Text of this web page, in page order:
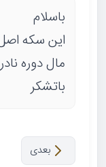
باسلام
این سکه
مال دوره
باتشکر
بعدی